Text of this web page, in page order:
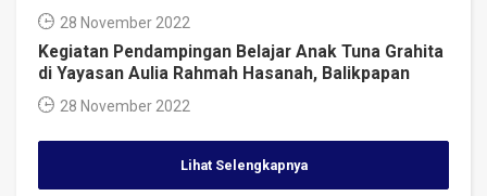
28 November 2022
Kegiatan Pendampingan Belajar Anak Tuna Grahita
di Yayasan Aulia Rahmah Hasanah, Balikpapan
28 November 2022
Lihat Selengkapnya